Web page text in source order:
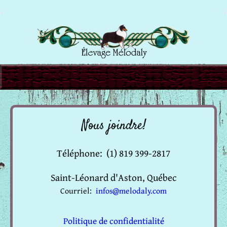
Nous joindre!
Téléphone: (1) 819 399-2817
Saint-Léonard d'Aston, Québec
Courriel: infos@melodaly.com
Politique de confidentialité